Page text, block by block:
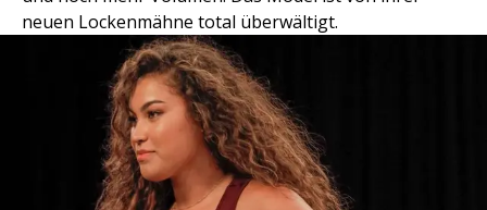
neuen Lockenmähne total überwältigt.